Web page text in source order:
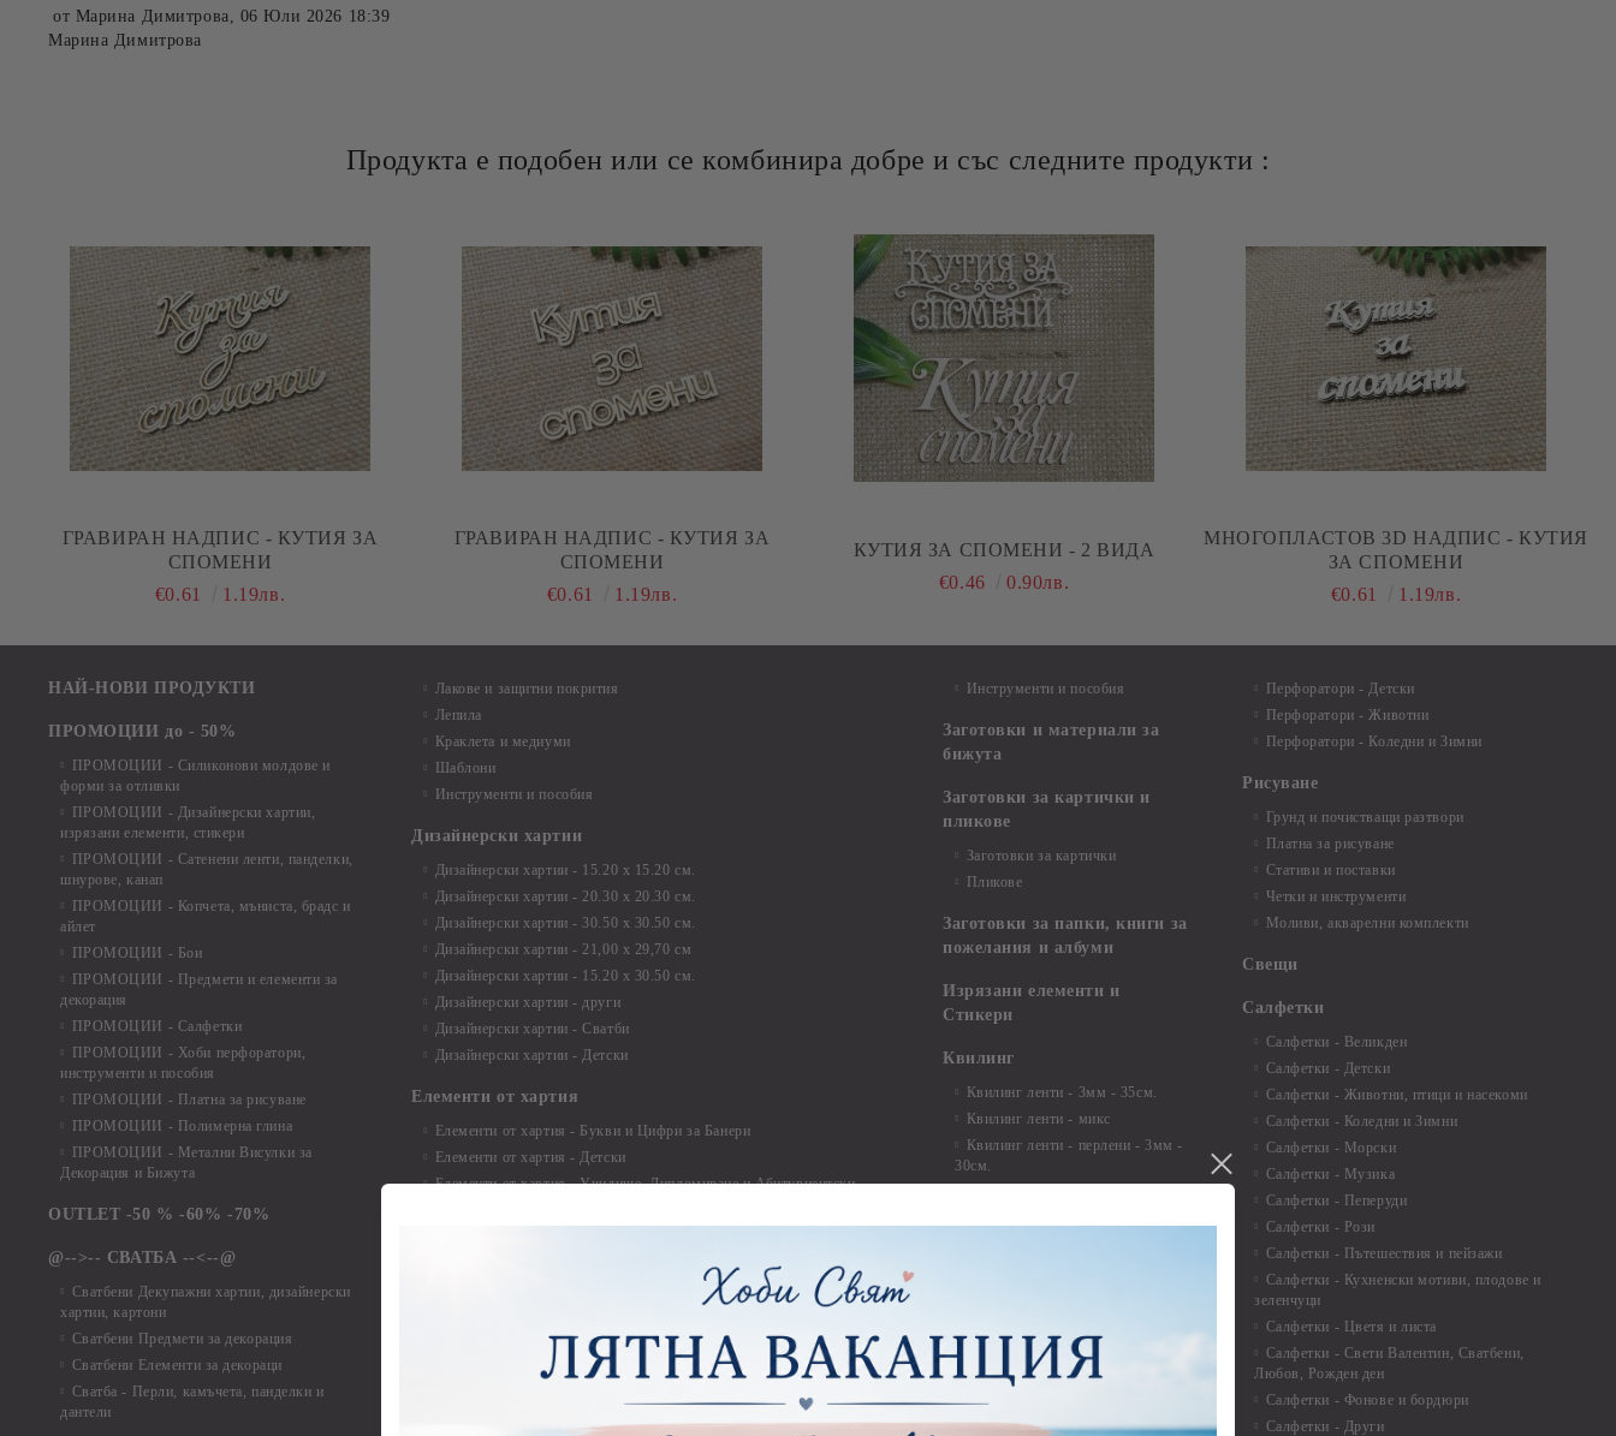
от Марина Димитрова, 06 Юли 2026 18:39
Марина Димитрова
Продукта е подобен или се комбинира добре и със следните продукти :
ГРАВИРАН НАДПИС - КУТИЯ ЗА
СПОМЕНИ
€0.61
1.19лв.
ГРАВИРАН НАДПИС - КУТИЯ ЗА
СПОМЕНИ
€0.61
1.19лв.
КУТИЯ ЗА СПОМЕНИ - 2 ВИДА
€0.46
0.90лв.
МНОГОПЛАСТОВ 3D НАДПИС - КУТИЯ
ЗА СПОМЕНИ
€0.61
1.19лв.
НАЙ-НОВИ ПРОДУКТИ
ПРОМОЦИИ до - 50%
ПРОМОЦИИ - Силиконови молдове и
форми за отливки
ПРОМОЦИИ - Дизайнерски хартии,
изрязани елементи, стикери
ПРОМОЦИИ - Сатенени ленти, панделки,
шнурове, канап
ПРОМОЦИИ - Копчета, мъниста, брадс и
айлет
ПРОМОЦИИ - Бои
ПРОМОЦИИ - Предмети и елементи за
декорация
ПРОМОЦИИ - Салфетки
ПРОМОЦИИ - Хоби перфоратори,
инструменти и пособия
ПРОМОЦИИ - Платна за рисуване
ПРОМОЦИИ - Полимерна глина
ПРОМОЦИИ - Метални Висулки за
Декорация и Бижута
OUTLET -50 % -60% -70%
@-->-- СВАТБА --<--@
Сватбени Декупажни хартии, дизайнерски
хартии, картони
Сватбени Предмети за декорация
Сватбени Елементи за декораци
Сватба - Перли, камъчета, панделки и
дантели
Лакове и защитни покрития
Лепила
Краклета и медиуми
Шаблони
Инструменти и пособия
Дизайнерски хартии
Дизайнерски хартии - 15.20 х 15.20 см.
Дизайнерски хартии - 20.30 х 20.30 см.
Дизайнерски хартии - 30.50 х 30.50 см.
Дизайнерски хартии - 21,00 х 29,70 см
Дизайнерски хартии - 15.20 x 30.50 см.
Дизайнерски хартии - други
Дизайнерски хартии - Сватби
Дизайнерски хартии - Детски
Елементи от хартия
Елементи от хартия - Букви и Цифри за Банери
Елементи от хартия - Детски
Елементи от хартия - Училище, Дипломиране и Абитуриентски
Елементи от хартия - Дантели, бордюри, ъгли
Елементи от хартия - За Жени
Елементи от хартия - За Мъже
Елементи от хартия - Къщи, Врати, Прозорци, Огради, Фенери
Инструменти и пособия
Заготовки и материали за
бижута
Заготовки за картички и
пликове
Заготовки за картички
Пликове
Заготовки за папки, книги за
пожелания и албуми
Изрязани елементи и
Стикери
Квилинг
Квилинг ленти - 3мм - 35см.
Квилинг ленти - микс
Квилинг ленти - перлени - 3мм -
30см.
Лепящи ленти
Перфоратори - Детски
Перфоратори - Животни
Перфоратори - Коледни и Зимни
Рисуване
Грунд и почистващи разтвори
Платна за рисуване
Стативи и поставки
Четки и инструменти
Моливи, акварелни комплекти
Свещи
Салфетки
Салфетки - Великден
Салфетки - Детски
Салфетки - Животни, птици и насекоми
Салфетки - Коледни и Зимни
Салфетки - Морски
Салфетки - Музика
Салфетки - Пеперуди
Салфетки - Рози
Салфетки - Пътешествия и пейзажи
Салфетки - Кухненски мотиви, плодове и
зеленчуци
Салфетки - Цветя и листа
Салфетки - Свети Валентин, Сватбени,
Любов, Рожден ден
Салфетки - Фонове и бордюри
Салфетки - Други